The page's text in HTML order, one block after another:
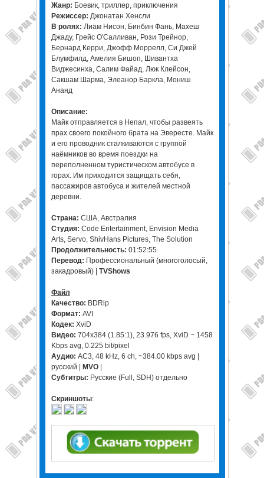
Жанр: Боевик, триллер, приключения
Режиссер: Джонатан Хенсли
В ролях: Лиам Нисон, Бинбин Фань, Махеш
Джаду, Грейс О'Салливан, Рози Трейнор,
Бернард Керри, Джофф Моррелл, Си Джей
Блумфилд, Амелия Бишоп, Шивантха
Виджесинха, Салим Файад, Люк Клейсон,
Сакшам Шарма, Элеанор Баркла, Мониш
Ананд
Описание:
Майк отправляется в Непал, чтобы развеять
прах своего покойного брата на Эвересте. Майк
и его проводник сталкиваются с группой
наёмников во время поездки на
переполненном туристическом автобусе в
горах. Им приходится защищать себя,
пассажиров автобуса и жителей местной
деревни.
Страна: США, Австралия
Студия: Code Entertainment, Envision Media
Arts, Servo, ShivHans Pictures, The Solution
Продолжительность: 01:52:55
Перевод: Профессиональный (многоголосый,
закадровый) | TVShows
Файл
Качество: BDRip
Формат: AVI
Кодек: XviD
Видео: 704x384 (1.85:1), 23.976 fps, XviD ~ 1458
Kbps avg, 0.225 bit/pixel
Аудио: AC3, 48 kHz, 6 ch, ~384.00 kbps avg |
русский | MVO|
Субтитры: Русские (Full, SDH) отдельно
Скриншоты: